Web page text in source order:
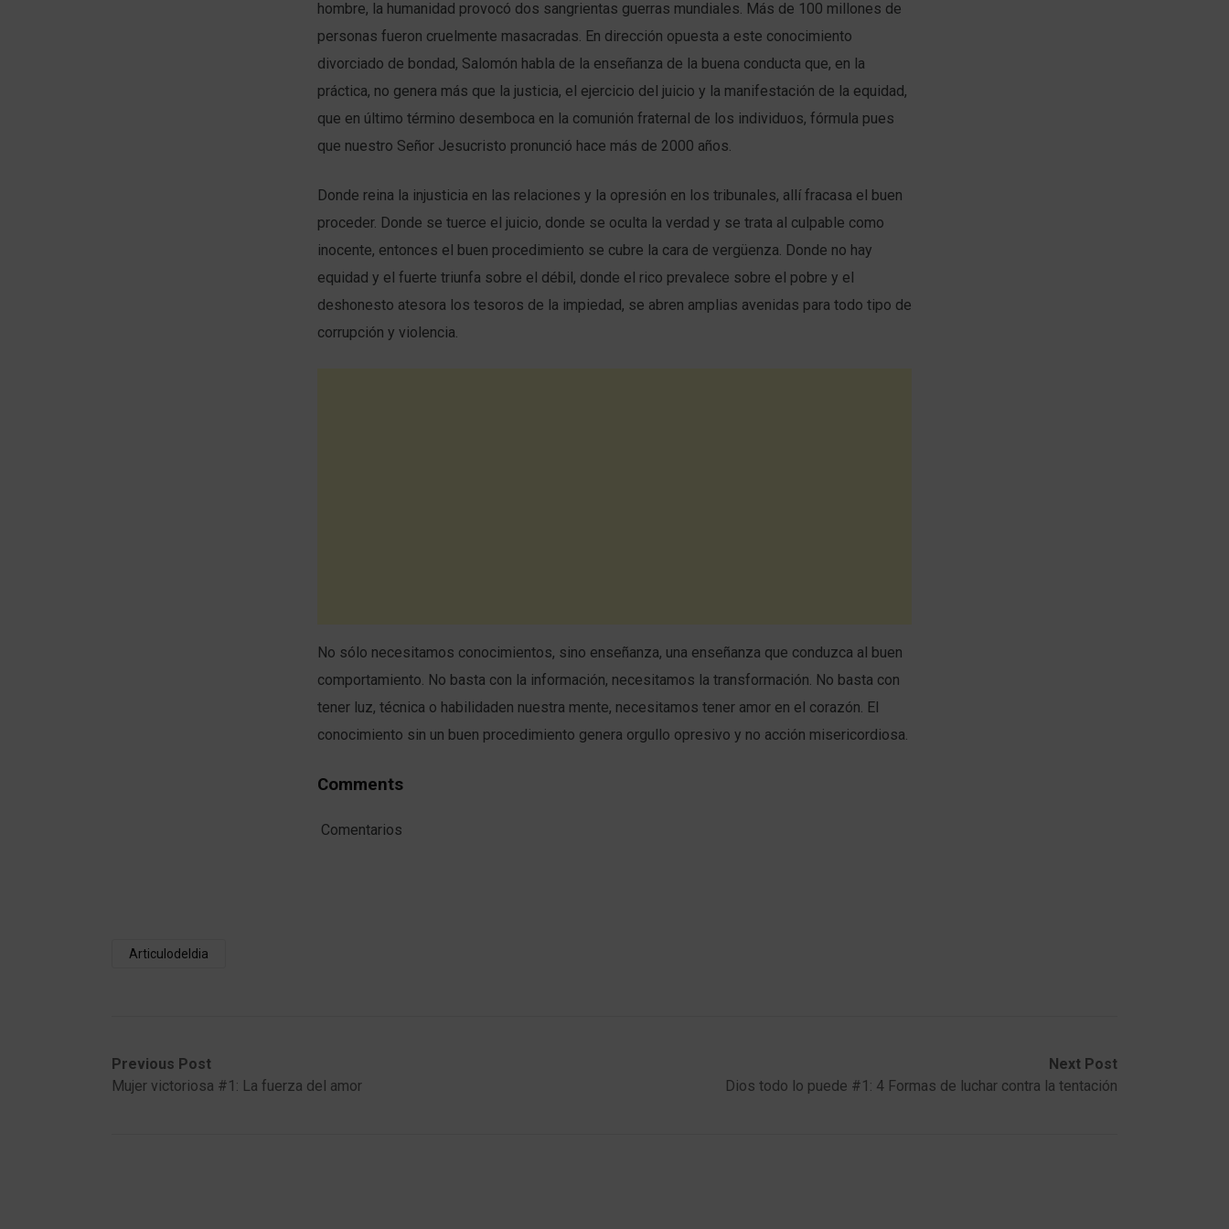
hombre, la humanidad provocó dos sangrientas guerras mundiales. Más de 100 millones de
personas fueron cruelmente masacradas. En dirección opuesta a este conocimiento
divorciado de bondad, Salomón habla de la enseñanza de la buena conducta que, en la
práctica, no genera más que la justicia, el ejercicio del juicio y la manifestación de la equidad,
que en último término desemboca en la comunión fraternal de los individuos, fórmula pues
que nuestro Señor Jesucristo pronunció hace más de 2000 años.
Donde reina la injusticia en las relaciones y la opresión en los tribunales, allí fracasa el buen
proceder. Donde se tuerce el juicio, donde se oculta la verdad y se trata al culpable como
inocente, entonces el buen procedimiento se cubre la cara de vergüenza. Donde no hay
equidad y el fuerte triunfa sobre el débil, donde el rico prevalece sobre el pobre y el
deshonesto atesora los tesoros de la impiedad, se abren amplias avenidas para todo tipo de
corrupción y violencia.
No sólo necesitamos conocimientos, sino enseñanza, una enseñanza que conduzca al buen
comportamiento. No basta con la información, necesitamos la transformación. No basta con
tener luz, técnica o habilidaden nuestra mente, necesitamos tener amor en el corazón. El
conocimiento sin un buen procedimiento genera orgullo opresivo y no acción misericordiosa.
Comments
Comentarios
Articulodeldia
Previous Post
Mujer victoriosa #1: La fuerza del amor
Next Post
Dios todo lo puede #1: 4 Formas de luchar contra la tentación